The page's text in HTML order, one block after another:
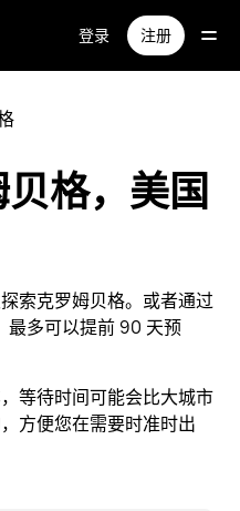
登录 注册
格，美国
索克罗姆贝格。或者通过
最多可以提前 90 天预
等待时间可能会比大城市
方便您在需要时准时出